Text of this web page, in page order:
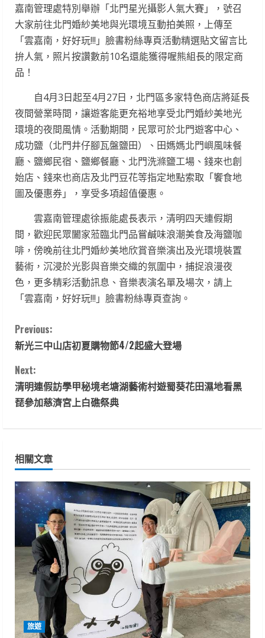
嘉南管理處特別舉辦「北門星光攝影人氣大賽」，號召
大家前往北門婚紗美地與光環境互動拍美照，上傳至
「雲嘉南，好好玩!!!」臉書粉絲專頁活動精選貼文留言比
拚人氣，照片按讚數前10名還能獲得喔熊組長的限定商
品！
自4月3日起至4月27日，北門區多家特色商店將延長
夜間營業時間，讓遊客能更充裕地享受北門婚紗美地光
環境的夜間風情。活動期間，民眾可於北門遊客中心、
成功鹽（北門井仔腳瓦盤鹽田）、田媽媽北門嶼風味餐
廳、鹽鄉民宿、鹽鄉餐廳、北門洗滌鹽工場、錢來也創
始店、錢來也商店及北門豆花等指定地點索取「饗食地
圖及優惠券」，享受多項超值優惠。
雲嘉南管理處徐振能處長表示，清明四天連假期
間，歡迎民眾闔家蒞臨北門品嘗鹹味浪潮美食及海鹽咖
啡，傍晚前往北門婚紗美地欣賞音樂演出及光環境裝置
藝術，沉浸於光影與音樂交織的氛圍中，捕捉浪漫夜
色，更多精彩活動訊息、音樂表演名單及場次，請上
「雲嘉南，好好玩!!!」臉書粉絲專頁查詢。
C
o
n
t
n
u
e
R
e
a
d
i
Previous:
新光三中山店初夏購物節4/2起盛大登場
Next:
清明連假訪學甲秘境老塘湖藝術村遊蜀葵花田濕地看黑
琵參加慈濟宮上白礁祭典
相關文章
旅遊